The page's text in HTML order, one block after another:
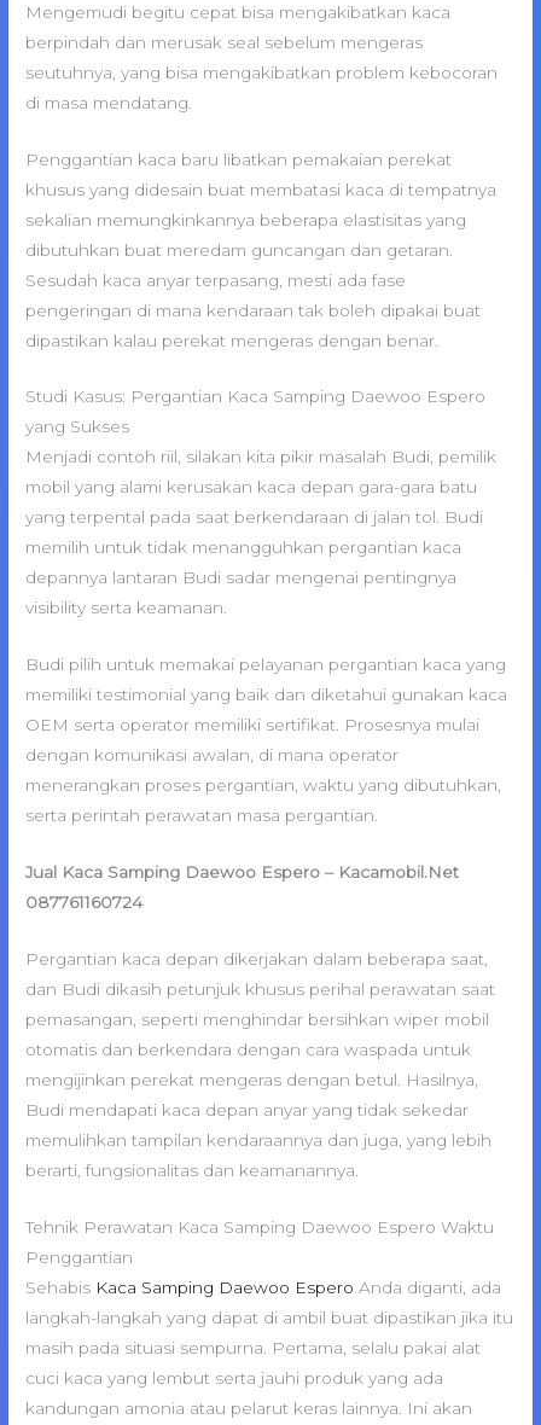
Mengemudi begitu cepat bisa mengakibatkan kaca
berpindah dan merusak seal sebelum mengeras
seutuhnya, yang bisa mengakibatkan problem kebocoran
di masa mendatang.
Penggantian kaca baru libatkan pemakaian perekat
khusus yang didesain buat membatasi kaca di tempatnya
sekalian memungkinkannya beberapa elastisitas yang
dibutuhkan buat meredam guncangan dan getaran.
Sesudah kaca anyar terpasang, mesti ada fase
pengeringan di mana kendaraan tak boleh dipakai buat
dipastikan kalau perekat mengeras dengan benar.
Studi Kasus: Pergantian Kaca Samping Daewoo Espero
yang Sukses
Menjadi contoh riil, silakan kita pikir masalah Budi, pemilik
mobil yang alami kerusakan kaca depan gara-gara batu
yang terpental pada saat berkendaraan di jalan tol. Budi
memilih untuk tidak menangguhkan pergantian kaca
depannya lantaran Budi sadar mengenai pentingnya
visibility serta keamanan.
Budi pilih untuk memakai pelayanan pergantian kaca yang
memiliki testimonial yang baik dan diketahui gunakan kaca
OEM serta operator memiliki sertifikat. Prosesnya mulai
dengan komunikasi awalan, di mana operator
menerangkan proses pergantian, waktu yang dibutuhkan,
serta perintah perawatan masa pergantian.
Jual Kaca Samping Daewoo Espero – Kacamobil.Net
087761160724
Pergantian kaca depan dikerjakan dalam beberapa saat,
dan Budi dikasih petunjuk khusus perihal perawatan saat
pemasangan, seperti menghindar bersihkan wiper mobil
otomatis dan berkendara dengan cara waspada untuk
mengijinkan perekat mengeras dengan betul. Hasilnya,
Budi mendapati kaca depan anyar yang tidak sekedar
memulihkan tampilan kendaraannya dan juga, yang lebih
berarti, fungsionalitas dan keamanannya.
Tehnik Perawatan Kaca Samping Daewoo Espero Waktu
Penggantian
Sehabis Kaca Samping Daewoo Espero Anda diganti, ada
langkah-langkah yang dapat di ambil buat dipastikan jika itu
masih pada situasi sempurna. Pertama, selalu pakai alat
cuci kaca yang lembut serta jauhi produk yang ada
kandungan amonia atau pelarut keras lainnya. Ini akan